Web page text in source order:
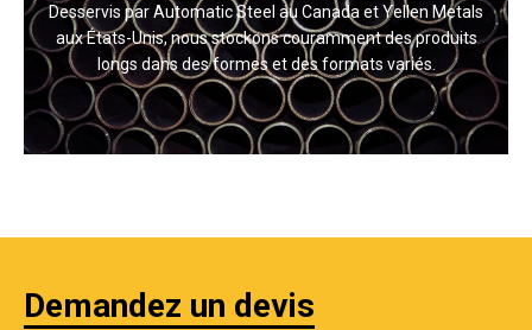
Desservis par Automatic Steel au Canada et Yellen Metals
aux États-Unis, nous stockons couramment des produits
longs dans des formes et des formats variés.
Demandez un devis